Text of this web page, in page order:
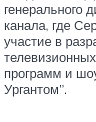
генерального
канала, где
участие в
программ и
Ургантом”.